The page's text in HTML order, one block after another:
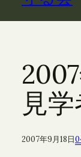
見
2007年9月18日